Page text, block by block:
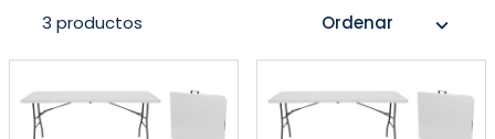
Ordenar expand_more
3 productos